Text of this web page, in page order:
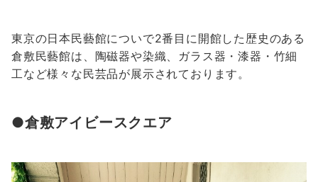
東京の日本民藝館についで2番目に開館した歴史のある
倉敷民藝館は、陶磁器や染織、ガラス器・漆器・竹細
工など様々な民芸品が展示されております。
●倉敷アイビースクエア